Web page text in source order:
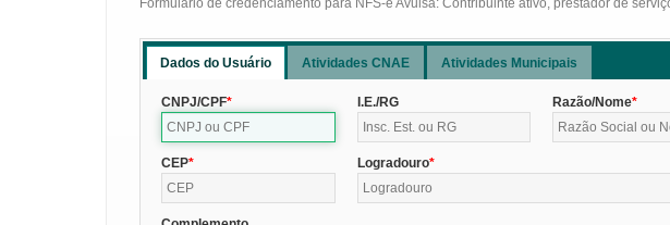
Formulário de credenciamento para NFS-e Avulsa: Contribuinte ativo, prestador de
Dados do Usuário Atividades CNAE Atividades Municipais
CNPJ/CPF I.E./RG Razão/Nome
CEP Logradouro